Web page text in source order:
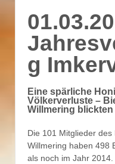
g
Eine spärliche
Völkerverluste –
Willmering
Die 101 Mitglieder
Willmering haben 498
als noch im Jahr